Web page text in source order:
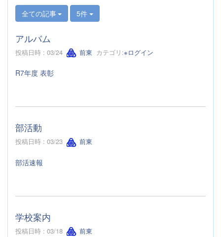
全ての記事 5件
アルバム
投稿日時 : 03/24 前東 カテゴリ:※ログイン
R7年度 表彰
部活動
投稿日時 : 03/23 前東
部活速報
学校案内
投稿日時 : 03/18 前東